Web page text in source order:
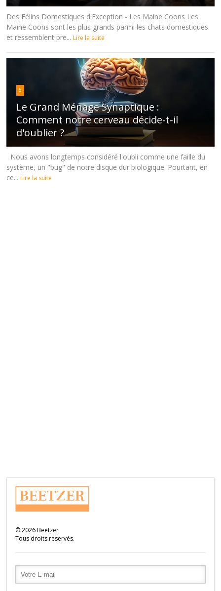
Des Félins Domestiques d'Exception - Les Maine Coons Les
Maine Coons sont les plus grands parmi les chats domestiques
et ressemblent pre... Lire la suite
5
Le Grand Ménage Synaptique :
Comment notre cerveau décide-t-il
d'oublier ?
Nous avons longtemps considéré l'oubli comme une faille du
système, un "bug" de notre disque dur biologique. Pourtant, en
ce... Lire la suite
©2026Beetzer
Tous droits réservés.